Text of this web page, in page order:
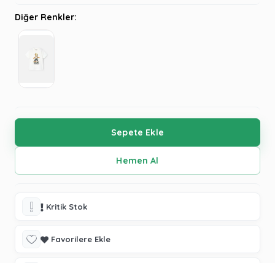
Diğer Renkler:
Kritik Stok
Favorilere Ekle